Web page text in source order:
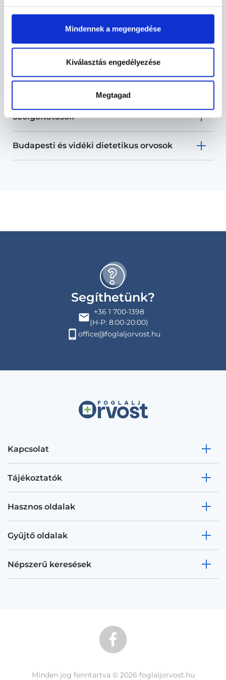
Mindennek a megengedése
Kiválasztás engedélyezése
Megtagad
Dietetikus - Dietetika
Dietetika TERÜLETHEZ KAPCSOLÓDÓ
Szolgáltatások
Budapesti és vidéki dietetikus orvosok
Segíthetünk?
+36 1 700-1398
(H-P: 8:00-20:00)
office@foglaljorvost.hu
Kapcsolat
Tájékoztatók
Hasznos oldalak
Gyűjtő oldalak
Népszerű keresések
Minden jog fenntartva © 2026 foglaljorvost.hu